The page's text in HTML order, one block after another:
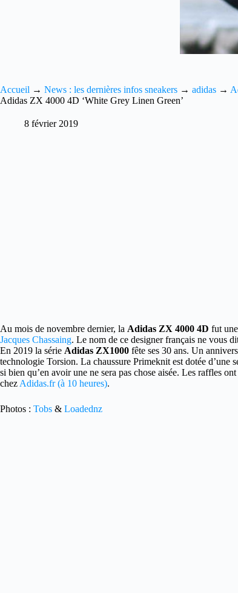
Accueil → News : les dernières infos sneakers → adidas →
Adidas ZX 4000 4D ‘White Grey Linen Green’
8 février 2019
Au mois de novembre dernier, la Adidas ZX 4000 4D fut
Jacques Chassaing. Le nom de ce designer français ne vous
En 2019 la série Adidas ZX1000 fête ses 30 ans. Un
technologie Torsion. La chaussure Primeknit est dotée d’une
si bien qu’en avoir une ne sera pas chose aisée. Les raffles
chez Adidas.fr (à 10 heures).
Photos : Tobs & Loadednz